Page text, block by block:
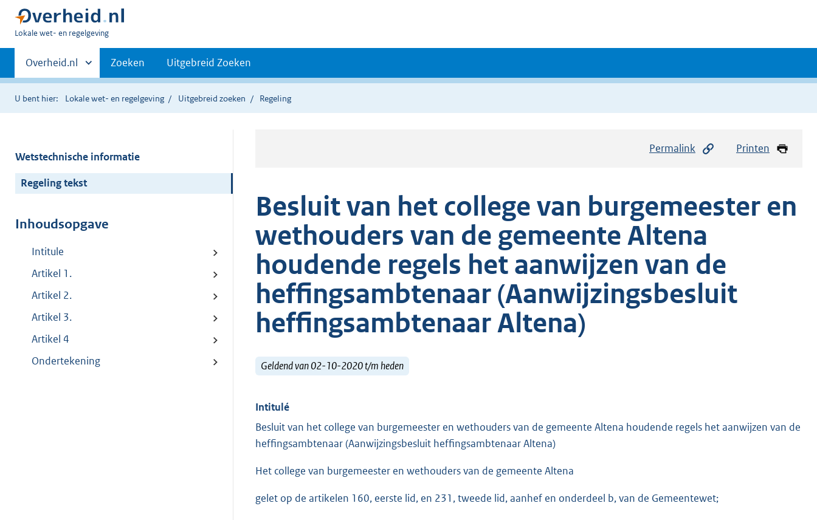
U
hier:
Lokale wet- en regelgeving
Primaire
navigatie
Andere
sites
binnen
Overheid.nl Zoeken Uitgebreid Zoeken
U bent hier: Lokale wet- en regelgeving Uitgebreid zoeken Regeling
Wetstechnische informatie
Regeling tekst
Inhoudsopgave
Intitule
Artikel 1.
Artikel 2.
Artikel 3.
Artikel 4
Ondertekening
Permalink Printen
Besluit van het college van burgemeester en
wethouders van de gemeente Altena
houdende regels het aanwijzen van de
heffingsambtenaar (Aanwijzingsbesluit
heffingsambtenaar Altena)
Geldend van 02-10-2020 t/m heden
Intitulé
Besluit van het college van burgemeester en wethouders van de gemeente Altena houdende regels het aanwijzen van de
heffingsambtenaar (Aanwijzingsbesluit heffingsambtenaar Altena)
Het college van burgemeester en wethouders van de gemeente Altena
gelet op de artikelen 160, eerste lid, en 231, tweede lid, aanhef en onderdeel b, van de Gemeentewet;